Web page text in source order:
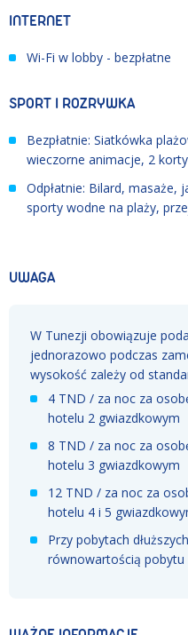
INTERNET
Wi-Fi w lobby - bezpłatne
SPORT I ROZRYWKA
Bezpłatnie: Siatkówka
wieczorne animacje, 2
Odpłatnie: Bilard, masaże,
sporty wodne na plaży,
UWAGA
W Tunezji obowiązuje
jednorazowo podczas
wysokość zależy od
4 TND / za noc za
hotelu 2 gwiazdkowym
8 TND / za noc za
hotelu 3 gwiazdkowym
12 TND / za noc za
hotelu 4 i 5
Przy pobytach
równowartością pobytu